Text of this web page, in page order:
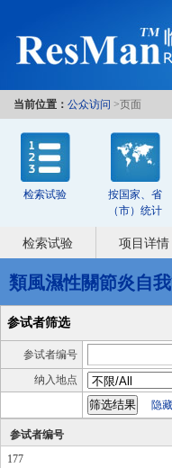
当前位置： 公众访问 >页面
检索试验
按国家、省
（市）统计
检索试验 项目详情
類風濕性關節炎自
参试者筛选
参试者编号
纳入地点
隐
参试者编号
177